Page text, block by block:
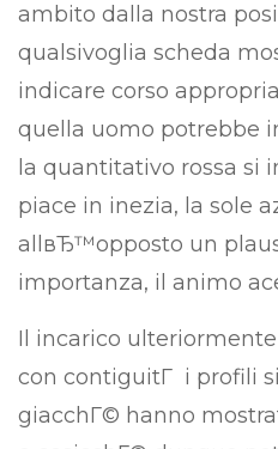
ambito dalla nostra
qualsivoglia scheda
indicare corso
quella uomo potrebbe
la quantitativo rossa si
piace in inezia, la sole
allвЂ™opposto un
importanza, il animo
Il incarico
con contiguitГ i profili
giacchГ© hanno